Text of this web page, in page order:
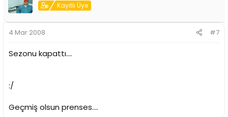
Kayıtlı Üye
4 Mar 2008 #7
Sezonu kapattı....
:/
Geçmiş olsun prenses....